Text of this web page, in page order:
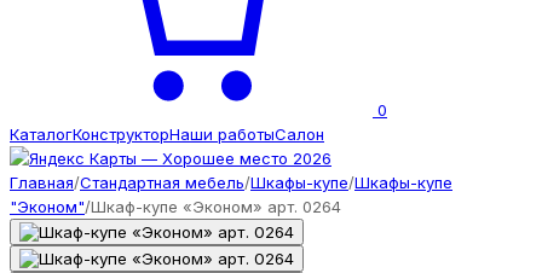
0
КаталогКонструкторНаши работыСалон
Главная/Стандартная мебель/Шкафы-купе/Шкафы-купе
"Эконом"/Шкаф-купе «Эконом» арт. 0264